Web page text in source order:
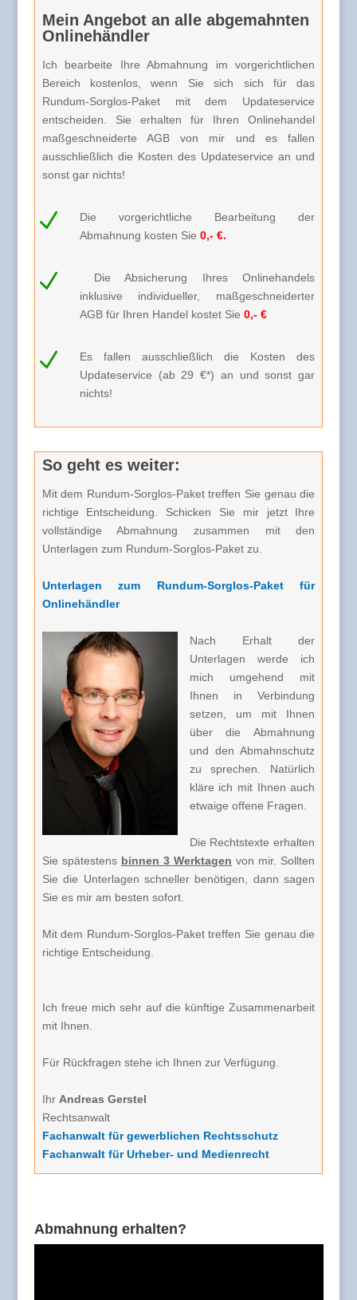
Mein Angebot an alle abgemahnten
Onlinehändler
Ich bearbeite Ihre Abmahnung im vorgerichtlichen
Bereich kostenlos, wenn Sie sich sich für das
Rundum-Sorglos-Paket mit dem Updateservice
entscheiden. Sie erhalten für Ihren Onlinehandel
maßgeschneiderte AGB von mir und es fallen
ausschließlich die Kosten des Updateservice an und
sonst gar nichts!
N
Die vorgerichtliche Bearbeitung der
Abmahnung kosten Sie 0,- €.
N
Die Absicherung Ihres Onlinehandels
inklusive individueller, maßgeschneiderter
AGB für Ihren Handel kostet Sie 0,- €
N
Es fallen ausschließlich die Kosten des
Updateservice (ab 29 €*) an und sonst gar
nichts!
So geht es weiter:
Mit dem Rundum-Sorglos-Paket treffen Sie genau die
richtige Entscheidung. Schicken Sie mir jetzt Ihre
vollständige Abmahnung zusammen mit den
Unterlagen zum Rundum-Sorglos-Paket zu.
Unterlagen zum Rundum-Sorglos-Paket für
Onlinehändler
Nach Erhalt der
Unterlagen werde ich
mich umgehend mit
Ihnen in Verbindung
setzen, um mit Ihnen
über die Abmahnung
und den Abmahnschutz
zu sprechen. Natürlich
kläre ich mit Ihnen auch
etwaige offene Fragen.
Die Rechtstexte erhalten
Sie spätestens binnen 3 Werktagen von mir. Sollten
Sie die Unterlagen schneller benötigen, dann sagen
Sie es mir am besten sofort.
Mit dem Rundum-Sorglos-Paket treffen Sie genau die
richtige Entscheidung.
Ich freue mich sehr auf die künftige Zusammenarbeit
mit Ihnen.
Für Rückfragen stehe ich Ihnen zur Verfügung.
Ihr Andreas Gerstel
Rechtsanwalt
Fachanwalt für gewerblichen Rechtsschutz
Fachanwalt für Urheber- und Medienrecht
Abmahnung erhalten?